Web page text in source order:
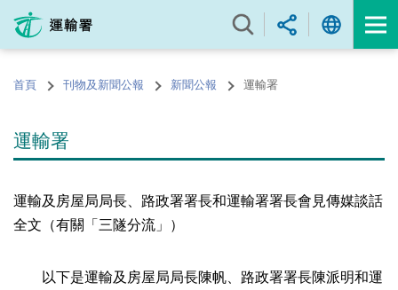
內
的首頁 刊物及新聞公報 新聞公報 運輸署
運輸署
運輸及房屋局局長、路政署署長和運輸署署長會見傳媒談話
全文（有關「三隧分流」）
以下是運輸及房屋局局長陳帆、路政署署長陳派明和運